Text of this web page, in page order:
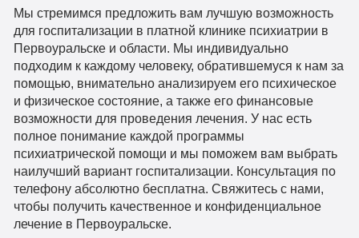
Мы стремимся предложить вам лучшую возможность
для госпитализации в платной клинике психиатрии в
Первоуральске и области. Мы индивидуально
подходим к каждому человеку, обратившемуся к нам за
помощью, внимательно анализируем его психическое
и физическое состояние, а также его финансовые
возможности для проведения лечения. У нас есть
полное понимание каждой программы
психиатрической помощи и мы поможем вам выбрать
наилучший вариант госпитализации. Консультация по
телефону абсолютно бесплатна. Свяжитесь с нами,
чтобы получить качественное и конфиденциальное
лечение в Первоуральске.